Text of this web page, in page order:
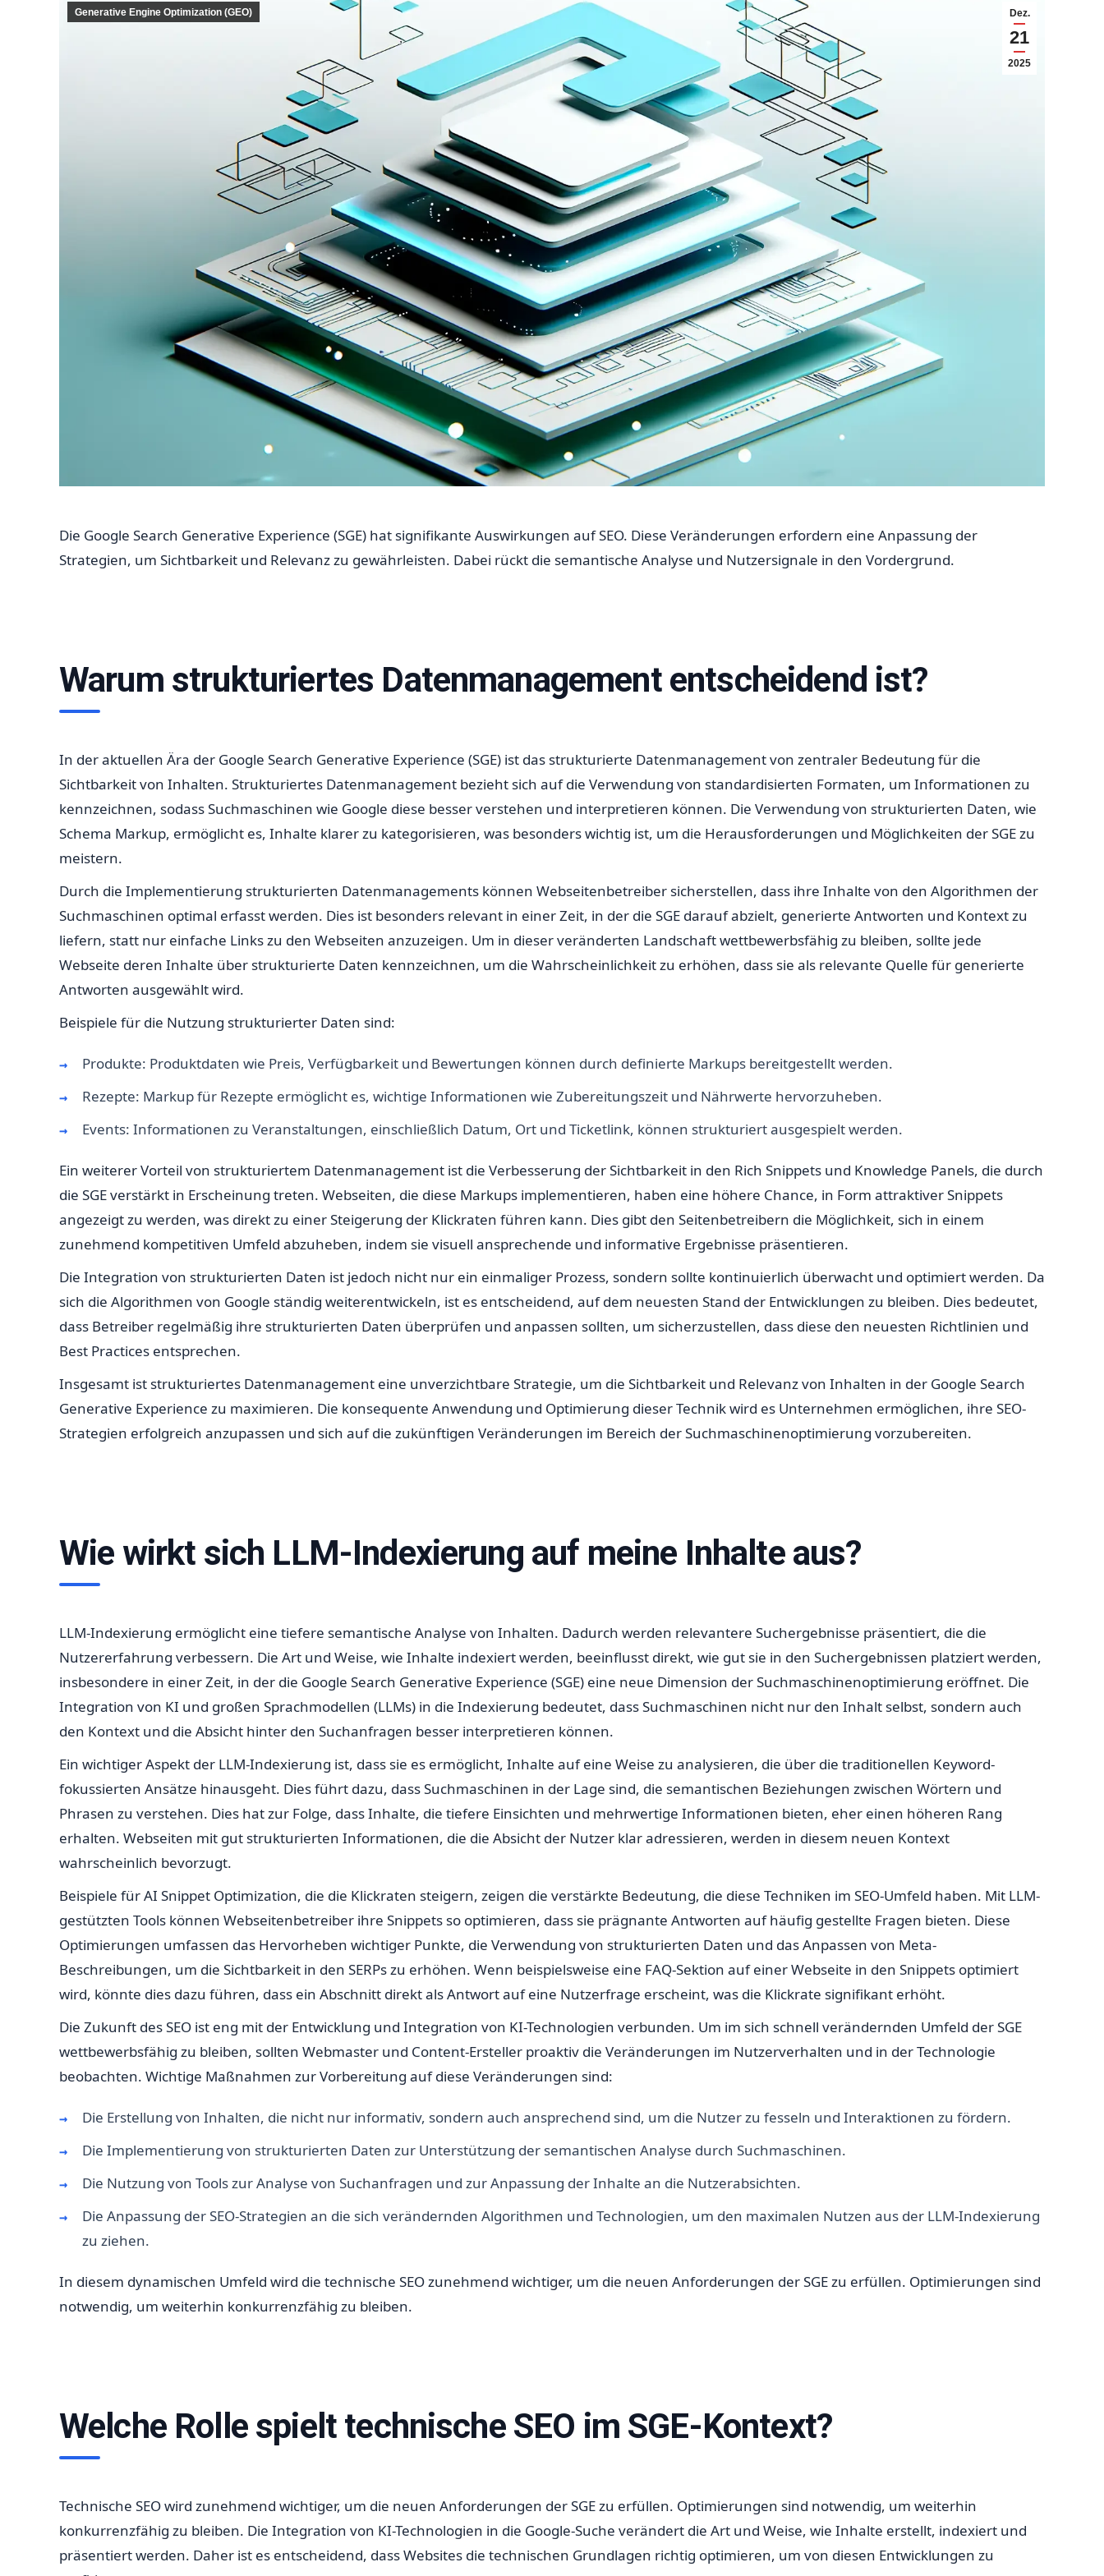
Dez.
21
2025
Generative Engine Optimization (GEO)
Die Google Search Generative Experience (SGE) hat signifikante Auswirkungen auf SEO. Diese Veränderungen erfordern eine Anpassung der
Strategien, um Sichtbarkeit und Relevanz zu gewährleisten. Dabei rückt die semantische Analyse und Nutzersignale in den Vordergrund.
Warum strukturiertes Datenmanagement entscheidend ist?
In der aktuellen Ära der Google Search Generative Experience (SGE) ist das strukturierte Datenmanagement von zentraler Bedeutung für die
Sichtbarkeit von Inhalten. Strukturiertes Datenmanagement bezieht sich auf die Verwendung von standardisierten Formaten, um Informationen zu
kennzeichnen, sodass Suchmaschinen wie Google diese besser verstehen und interpretieren können. Die Verwendung von strukturierten Daten, wie
Schema Markup, ermöglicht es, Inhalte klarer zu kategorisieren, was besonders wichtig ist, um die Herausforderungen und Möglichkeiten der SGE zu
meistern.
Durch die Implementierung strukturierten Datenmanagements können Webseitenbetreiber sicherstellen, dass ihre Inhalte von den Algorithmen der
Suchmaschinen optimal erfasst werden. Dies ist besonders relevant in einer Zeit, in der die SGE darauf abzielt, generierte Antworten und Kontext zu
liefern, statt nur einfache Links zu den Webseiten anzuzeigen. Um in dieser veränderten Landschaft wettbewerbsfähig zu bleiben, sollte jede
Webseite deren Inhalte über strukturierte Daten kennzeichnen, um die Wahrscheinlichkeit zu erhöhen, dass sie als relevante Quelle für generierte
Antworten ausgewählt wird.
Beispiele für die Nutzung strukturierter Daten sind:
Produkte: Produktdaten wie Preis, Verfügbarkeit und Bewertungen können durch definierte Markups bereitgestellt werden.
Rezepte: Markup für Rezepte ermöglicht es, wichtige Informationen wie Zubereitungszeit und Nährwerte hervorzuheben.
Events: Informationen zu Veranstaltungen, einschließlich Datum, Ort und Ticketlink, können strukturiert ausgespielt werden.
Ein weiterer Vorteil von strukturiertem Datenmanagement ist die Verbesserung der Sichtbarkeit in den Rich Snippets und Knowledge Panels, die durch
die SGE verstärkt in Erscheinung treten. Webseiten, die diese Markups implementieren, haben eine höhere Chance, in Form attraktiver Snippets
angezeigt zu werden, was direkt zu einer Steigerung der Klickraten führen kann. Dies gibt den Seitenbetreibern die Möglichkeit, sich in einem
zunehmend kompetitiven Umfeld abzuheben, indem sie visuell ansprechende und informative Ergebnisse präsentieren.
Die Integration von strukturierten Daten ist jedoch nicht nur ein einmaliger Prozess, sondern sollte kontinuierlich überwacht und optimiert werden. Da
sich die Algorithmen von Google ständig weiterentwickeln, ist es entscheidend, auf dem neuesten Stand der Entwicklungen zu bleiben. Dies bedeutet,
dass Betreiber regelmäßig ihre strukturierten Daten überprüfen und anpassen sollten, um sicherzustellen, dass diese den neuesten Richtlinien und
Best Practices entsprechen.
Insgesamt ist strukturiertes Datenmanagement eine unverzichtbare Strategie, um die Sichtbarkeit und Relevanz von Inhalten in der Google Search
Generative Experience zu maximieren. Die konsequente Anwendung und Optimierung dieser Technik wird es Unternehmen ermöglichen, ihre SEO-
Strategien erfolgreich anzupassen und sich auf die zukünftigen Veränderungen im Bereich der Suchmaschinenoptimierung vorzubereiten.
Wie wirkt sich LLM-Indexierung auf meine Inhalte aus?
LLM-Indexierung ermöglicht eine tiefere semantische Analyse von Inhalten. Dadurch werden relevantere Suchergebnisse präsentiert, die die
Nutzererfahrung verbessern. Die Art und Weise, wie Inhalte indexiert werden, beeinflusst direkt, wie gut sie in den Suchergebnissen platziert werden,
insbesondere in einer Zeit, in der die Google Search Generative Experience (SGE) eine neue Dimension der Suchmaschinenoptimierung eröffnet. Die
Integration von KI und großen Sprachmodellen (LLMs) in die Indexierung bedeutet, dass Suchmaschinen nicht nur den Inhalt selbst, sondern auch
den Kontext und die Absicht hinter den Suchanfragen besser interpretieren können.
Ein wichtiger Aspekt der LLM-Indexierung ist, dass sie es ermöglicht, Inhalte auf eine Weise zu analysieren, die über die traditionellen Keyword-
fokussierten Ansätze hinausgeht. Dies führt dazu, dass Suchmaschinen in der Lage sind, die semantischen Beziehungen zwischen Wörtern und
Phrasen zu verstehen. Dies hat zur Folge, dass Inhalte, die tiefere Einsichten und mehrwertige Informationen bieten, eher einen höheren Rang
erhalten. Webseiten mit gut strukturierten Informationen, die die Absicht der Nutzer klar adressieren, werden in diesem neuen Kontext
wahrscheinlich bevorzugt.
Beispiele für AI Snippet Optimization, die die Klickraten steigern, zeigen die verstärkte Bedeutung, die diese Techniken im SEO-Umfeld haben. Mit LLM-
gestützten Tools können Webseitenbetreiber ihre Snippets so optimieren, dass sie prägnante Antworten auf häufig gestellte Fragen bieten. Diese
Optimierungen umfassen das Hervorheben wichtiger Punkte, die Verwendung von strukturierten Daten und das Anpassen von Meta-
Beschreibungen, um die Sichtbarkeit in den SERPs zu erhöhen. Wenn beispielsweise eine FAQ-Sektion auf einer Webseite in den Snippets optimiert
wird, könnte dies dazu führen, dass ein Abschnitt direkt als Antwort auf eine Nutzerfrage erscheint, was die Klickrate signifikant erhöht.
Die Zukunft des SEO ist eng mit der Entwicklung und Integration von KI-Technologien verbunden. Um im sich schnell verändernden Umfeld der SGE
wettbewerbsfähig zu bleiben, sollten Webmaster und Content-Ersteller proaktiv die Veränderungen im Nutzerverhalten und in der Technologie
beobachten. Wichtige Maßnahmen zur Vorbereitung auf diese Veränderungen sind:
Die Erstellung von Inhalten, die nicht nur informativ, sondern auch ansprechend sind, um die Nutzer zu fesseln und Interaktionen zu fördern.
Die Implementierung von strukturierten Daten zur Unterstützung der semantischen Analyse durch Suchmaschinen.
Die Nutzung von Tools zur Analyse von Suchanfragen und zur Anpassung der Inhalte an die Nutzerabsichten.
Die Anpassung der SEO-Strategien an die sich verändernden Algorithmen und Technologien, um den maximalen Nutzen aus der LLM-Indexierung
zu ziehen.
In diesem dynamischen Umfeld wird die technische SEO zunehmend wichtiger, um die neuen Anforderungen der SGE zu erfüllen. Optimierungen sind
notwendig, um weiterhin konkurrenzfähig zu bleiben.
Welche Rolle spielt technische SEO im SGE-Kontext?
Technische SEO wird zunehmend wichtiger, um die neuen Anforderungen der SGE zu erfüllen. Optimierungen sind notwendig, um weiterhin
konkurrenzfähig zu bleiben. Die Integration von KI-Technologien in die Google-Suche verändert die Art und Weise, wie Inhalte erstellt, indexiert und
präsentiert werden. Daher ist es entscheidend, dass Websites die technischen Grundlagen richtig optimieren, um von diesen Entwicklungen zu